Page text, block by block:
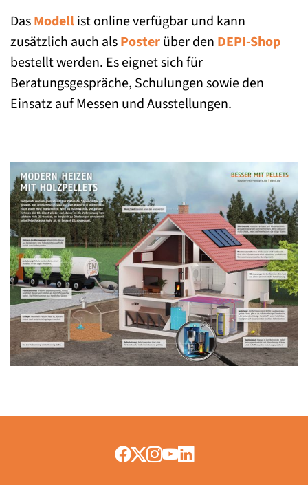
DasModellist online verfügbar und kann
zusätzlich auch alsPosterüber den DEPI-Shop
bestellt werden. Es eignet sich für
Beratungsgespräche, Schulungen sowie den
Einsatz auf Messen und Ausstellungen.